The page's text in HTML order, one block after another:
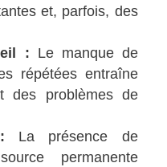
et, parfois, des
: Le manque de
répétées entraîne
des problèmes de
La présence de
permanente